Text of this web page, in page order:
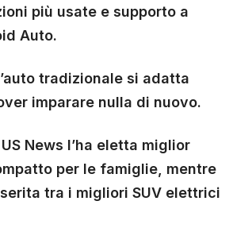
più usate e supporto a
Auto.
tradizionale si adatta
imparare nulla di nuovo.
News l’ha eletta miglior
per le famiglie, mentre
tra i migliori SUV elettrici